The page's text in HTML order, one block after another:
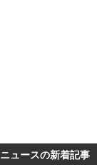
ニュースの新着記事